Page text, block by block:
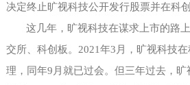
决定终止旷视科技公开发行股票并在科
这几年，旷视科技在谋求上市的路
交所、科创板。 2021年3月，旷视科技
理，同年9月就已过会。但三年过去，